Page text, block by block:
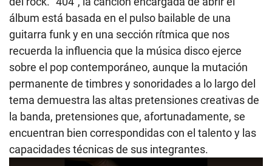
álbum está basada en el pulso bailable de una
guitarra funk y en una sección rítmica que nos
recuerda la influencia que la música disco ejerce
sobre el pop contemporáneo, aunque la mutación
permanente de timbres y sonoridades a lo largo del
tema demuestra las altas pretensiones creativas de
la banda, pretensiones que, afortunadamente, se
encuentran bien correspondidas con el talento y las
capacidades técnicas de sus integrantes.